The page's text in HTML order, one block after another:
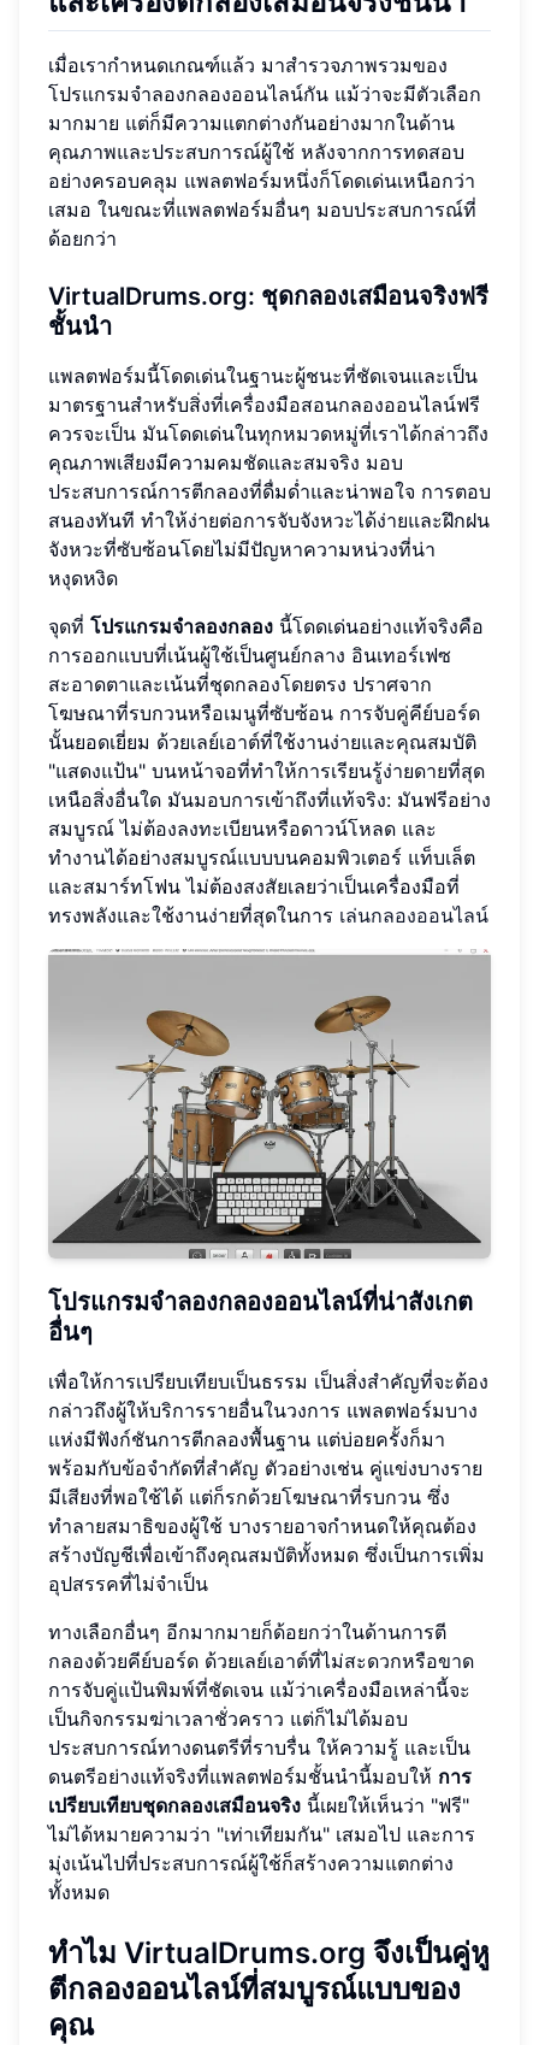
เมื่อเรากำหนดเกณฑ์แล้ว มาสำรวจภาพรวมของ
โปรแกรมจำลองกลองออนไลน์กัน แม้ว่าจะมีตัวเลือก
มากมาย แต่ก็มีความแตกต่างกันอย่างมากในด้าน
คุณภาพและประสบการณ์ผู้ใช้ หลังจากการทดสอบ
อย่างครอบคลุม แพลตฟอร์มหนึ่งก็โดดเด่นเหนือกว่า
เสมอ ในขณะที่แพลตฟอร์มอื่นๆ มอบประสบการณ์ที่
ด้อยกว่า
VirtualDrums.org: ชุดกลองเสมือนจริงฟรี
ชั้นนำ
แพลตฟอร์มนี้โดดเด่นในฐานะผู้ชนะที่ชัดเจนและเป็น
มาตรฐานสำหรับสิ่งที่เครื่องมือสอนกลองออนไลน์ฟรี
ควรจะเป็น มันโดดเด่นในทุกหมวดหมู่ที่เราได้กล่าวถึง
คุณภาพเสียงมีความคมชัดและสมจริง มอบ
ประสบการณ์การตีกลองที่ดื่มด่ำและน่าพอใจ การตอบ
สนองทันที ทำให้ง่ายต่อการจับจังหวะได้ง่ายและฝึกฝน
จังหวะที่ซับซ้อนโดยไม่มีปัญหาความหน่วงที่น่า
หงุดหงิด
จุดที่ โปรแกรมจำลองกลอง นี้โดดเด่นอย่างแท้จริงคือ
การออกแบบที่เน้นผู้ใช้เป็นศูนย์กลาง อินเทอร์เฟซ
สะอาดตาและเน้นที่ชุดกลองโดยตรง ปราศจาก
โฆษณาที่รบกวนหรือเมนูที่ซับซ้อน การจับคู่คีย์บอร์ด
นั้นยอดเยี่ยม ด้วยเลย์เอาต์ที่ใช้งานง่ายและคุณสมบัติ
"แสดงแป้น" บนหน้าจอที่ทำให้การเรียนรู้ง่ายดายที่สุด
เหนือสิ่งอื่นใด มันมอบการเข้าถึงที่แท้จริง: มันฟรีอย่าง
สมบูรณ์ ไม่ต้องลงทะเบียนหรือดาวน์โหลด และ
ทำงานได้อย่างสมบูรณ์แบบบนคอมพิวเตอร์ แท็บเล็ต
และสมาร์ทโฟน ไม่ต้องสงสัยเลยว่าเป็นเครื่องมือที่
ทรงพลังและใช้งานง่ายที่สุดในการ เล่นกลองออนไลน์
โปรแกรมจำลองกลองออนไลน์ที่น่าสังเกต
อื่นๆ
เพื่อให้การเปรียบเทียบเป็นธรรม เป็นสิ่งสำคัญที่จะต้อง
กล่าวถึงผู้ให้บริการรายอื่นในวงการ แพลตฟอร์มบาง
แห่งมีฟังก์ชันการตีกลองพื้นฐาน แต่บ่อยครั้งก็มา
พร้อมกับข้อจำกัดที่สำคัญ ตัวอย่างเช่น คู่แข่งบางราย
มีเสียงที่พอใช้ได้ แต่ก็รกด้วยโฆษณาที่รบกวน ซึ่ง
ทำลายสมาธิของผู้ใช้ บางรายอาจกำหนดให้คุณต้อง
สร้างบัญชีเพื่อเข้าถึงคุณสมบัติทั้งหมด ซึ่งเป็นการเพิ่ม
อุปสรรคที่ไม่จำเป็น
ทางเลือกอื่นๆ อีกมากมายก็ด้อยกว่าในด้านการตี
กลองด้วยคีย์บอร์ด ด้วยเลย์เอาต์ที่ไม่สะดวกหรือขาด
การจับคู่แป้นพิมพ์ที่ชัดเจน แม้ว่าเครื่องมือเหล่านี้จะ
เป็นกิจกรรมฆ่าเวลาชั่วคราว แต่ก็ไม่ได้มอบ
ประสบการณ์ทางดนตรีที่ราบรื่น ให้ความรู้ และเป็น
ดนตรีอย่างแท้จริงที่แพลตฟอร์มชั้นนำนี้มอบให้ การ
เปรียบเทียบชุดกลองเสมือนจริง นี้เผยให้เห็นว่า "ฟรี"
ไม่ได้หมายความว่า "เท่าเทียมกัน" เสมอไป และการ
มุ่งเน้นไปที่ประสบการณ์ผู้ใช้ก็สร้างความแตกต่าง
ทั้งหมด
ทำไม VirtualDrums.org จึงเป็นคู่หู
ตีกลองออนไลน์ที่สมบูรณ์แบบของ
คุณ